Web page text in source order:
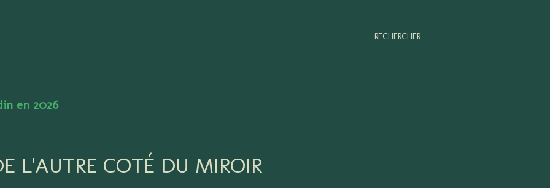
RECHERCHER
en 2026
L'AUTRE COTÉ DU MIROIR